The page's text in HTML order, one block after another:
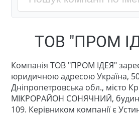
ТОВ "ПРОМ
Компанія ТОВ "ПРОМ ІДЕЯ"
юридичною адресою Україна,
Дніпропетровська обл., місто
МІКРОРАЙОН СОНЯЧНИЙ,
109. Керівником компанії є